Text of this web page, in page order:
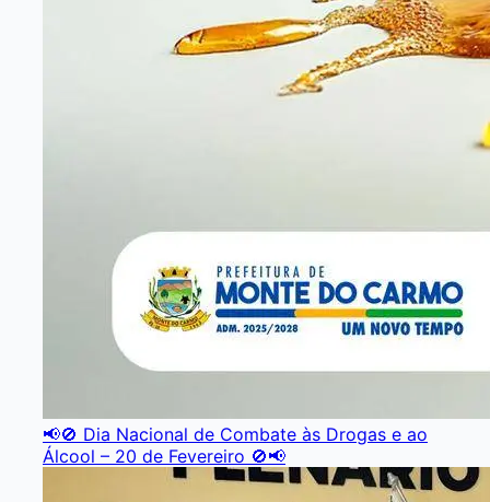
📢🚫 Dia Nacional de Combate às Drogas e ao
Álcool – 20 de Fevereiro 🚫📢